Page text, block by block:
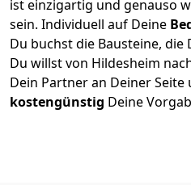
ist einzigartig und genauso
sein. Individuell auf Deine
Du buchst die Bausteine,
Du willst von Hildesheim
Dein Partner an Deiner
kostengünstig Deine